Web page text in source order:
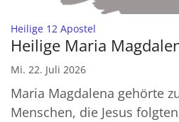
Heilige 12 Apostel
Heilige Maria
Mi. 22. Juli 2026
Maria Magdalena gehörte
Menschen, die Jesus